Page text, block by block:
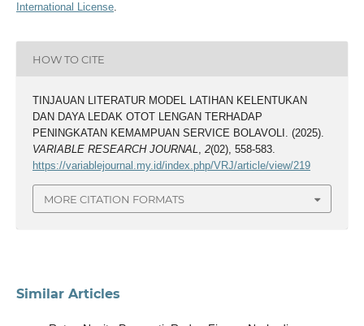
International License.
HOW TO CITE
TINJAUAN LITERATUR MODEL LATIHAN KELENTUKAN
DAN DAYA LEDAK OTOT LENGAN TERHADAP
PENINGKATAN KEMAMPUAN SERVICE BOLAVOLI. (2025).
VARIABLE RESEARCH JOURNAL, 2(02), 558-583.
https://variablejournal.my.id/index.php/VRJ/article/view/219
MORE CITATION FORMATS
Similar Articles